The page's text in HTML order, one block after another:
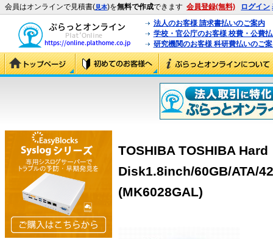
会員はオンラインで見積書(見本)を無料で作成できます 会員登録(無料) ログイン
法人のお客様 請求書払いのご案内
学校・官公庁のお客様 校費・公費
研究機関のお客様 科研費払いのご
TOSHIBA TOSHIBA Hard
Disk1.8inch/60GB/ATA/
(MK6028GAL)